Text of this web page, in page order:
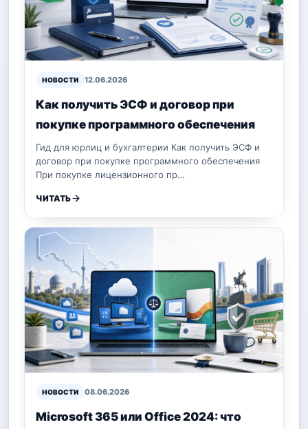
НОВОСТИ 12.06.2026
Как получить ЭСФ и договор при
покупке программного обеспечения
Гид для юрлиц и бухгалтерии Как получить ЭСФ и
договор при покупке программного обеспечения
При покупке лицензионного пр…
ЧИТАТЬ
НОВОСТИ 08.06.2026
Microsoft 365 или Office 2024: что